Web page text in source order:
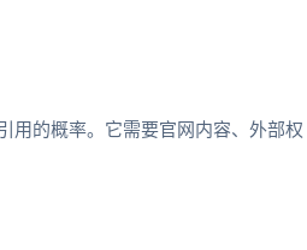
用的概率。它需要官网内容、外部权